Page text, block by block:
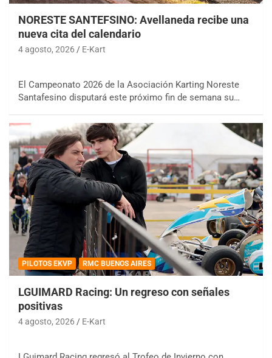
NORESTE SANTEFSINO: Avellaneda recibe una
nueva cita del calendario
4 agosto, 2026 E-Kart
El Campeonato 2026 de la Asociación Karting Noreste
Santafesino disputará este próximo fin de semana su…
PILOTOS EKVP RMC BUENOS AIRES
LGUIMARD Racing: Un regreso con señales
positivas
4 agosto, 2026 E-Kart